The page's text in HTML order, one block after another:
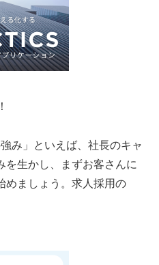
み」といえば、社長のキャ
を生かし、まずお客さんに
めましょう。求人採用の